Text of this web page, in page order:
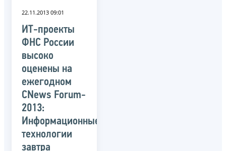
22.11.2013 09:01
ИТ-проекты
ФНС России
высоко
оценены на
ежегодном
CNews Forum-
2013:
Информационные
технологии
завтра